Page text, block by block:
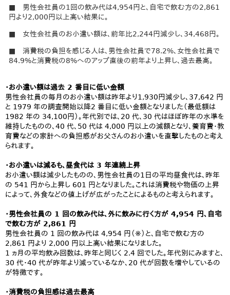
■ 男性会社員の1回の飲み代は4,954円と、自宅で飲む方の2,861
円より2,000円以上高い結果に。
■ 女性会社員のお小遣い額は、前年比2,244円減少し、34,468円。
■ 消費税の負担を感じる人は、男性会社員で78.2%、女性会社員で
84.9%と消費税の8%へのアップ直後の前年より上昇し、過去最高。
・お小遣い額は過去 2 番目に低い金額
男性会社員の毎月のお小遣い額は昨年より1,930円減少し、37,642 円
と 1979 年の調査開始以降2 番目に低い金額となりました（最低額は
1982 年の 34,100円）。年代別では、20 代、30 代はほぼ昨年の水準を
維持したものの、40 代、50 代は 4,000 円以上の減額となり、養育費・教
育費などの家計への負担感がお父さんのお小遣いを直撃したものと考え
られます。
・お小遣いは減るも、昼食代は 3 年連続上昇
お小遣い額は減少したものの、男性会社員の1日の平均昼食代は、昨年
の 541 円から上昇し 601 円となりました。これは消費税や物価の上昇
によって、外食などの値上げが広がったことによるものと考えられます。
・男性会社員の 1 回の飲み代は、外に飲みに行く方が 4,954 円、自宅
で飲む方が 2,861 円
男性会社員の 1 回の飲み代は 4,954 円（※）と、自宅で飲む方の
2,861 円より 2,000 円以上高い結果になりました。
1 ヵ月の平均飲み回数は、昨年と同じく 2.4 回でした。年代別にみますと、
30 代・40 代が昨年より減っているなか、20 代が回数を増やしているの
が特徴です。
・消費税の負担感は過去最高